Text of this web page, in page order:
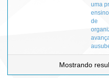
uma
de
Mostrando